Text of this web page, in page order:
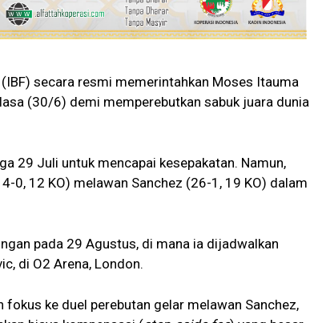
secara resmi memerintahkan Moses Itauma
(30/6) demi memperebutkan sabuk juara dunia
29 Juli untuk mencapai kesepakatan. Namun,
0, 12 KO) melawan Sanchez (26-1, 19 KO) dalam
pada 29 Agustus, di mana ia dijadwalkan
di O2 Arena, London.
ke duel perebutan gelar melawan Sanchez,